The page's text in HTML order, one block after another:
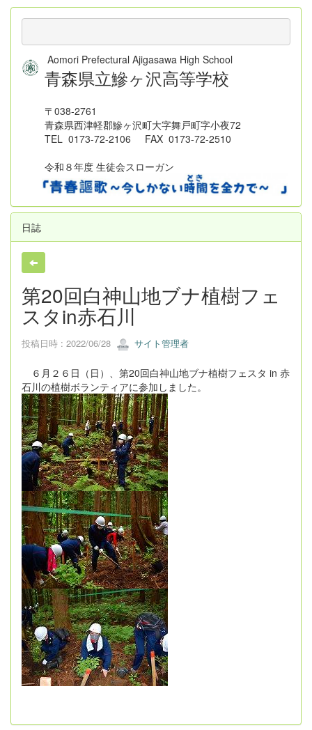
Aomori Prefectural Ajigasawa High School
青森県立鰺ヶ沢高等学校
〒038-2761
青森県西津軽郡鰺ヶ沢町大字舞戸町字小夜72
TEL 0173-72-2106 FAX 0173-72-2510
令和８年度 生徒会スローガン
日誌
第20回白神山地ブナ植樹フェ
スタin赤石川
投稿日時 : 2022/06/28 サイト管理者
６月２６日（日）、第20回白神山地ブナ植樹フェスタ in 赤
石川の植樹ボランティアに参加しました。